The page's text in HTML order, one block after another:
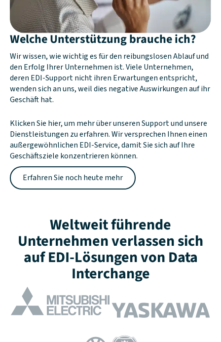
Welche Unterstützung brauche ich?
Wir wissen, wie wichtig es für den reibungslosen Ablauf und
den Erfolg Ihrer Unternehmen ist. Viele Unternehmen,
deren EDI-Support nicht ihren Erwartungen entspricht,
wenden sich an uns, weil dies negative Auswirkungen auf ihr
Geschäft hat.
Klicken Sie hier, um mehr über unseren Support und unsere
Dienstleistungen zu erfahren. Wir versprechen Ihnen einen
außergewöhnlichen EDI-Service, damit Sie sich auf Ihre
Geschäftsziele konzentrieren können.
Erfahren Sie noch heute mehr
Weltweit führende
Unternehmen verlassen sich
auf EDI-Lösungen von Data
Interchange